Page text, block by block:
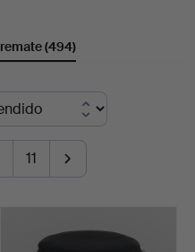
(494)
11